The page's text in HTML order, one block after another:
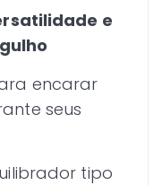
e
encarar
seus
tipo